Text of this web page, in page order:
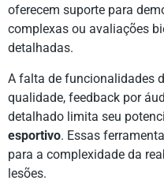
oferecem suporte para
complexas ou avaliações
detalhadas.
A falta de funcionalidades
qualidade, feedback por
detalhado limita seu
esportivo. Essas
para a complexidade da
lesões.